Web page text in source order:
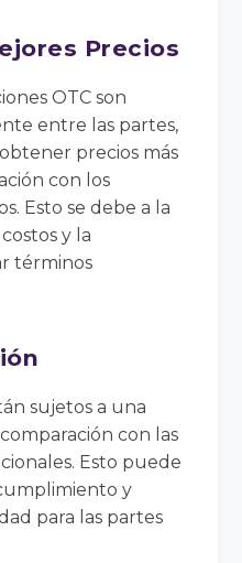
Precios
OTC son
entre las partes,
precios más
con los
Esto se debe a la
y la
términos
sujetos a una
con las
Esto puede
y
para las partes